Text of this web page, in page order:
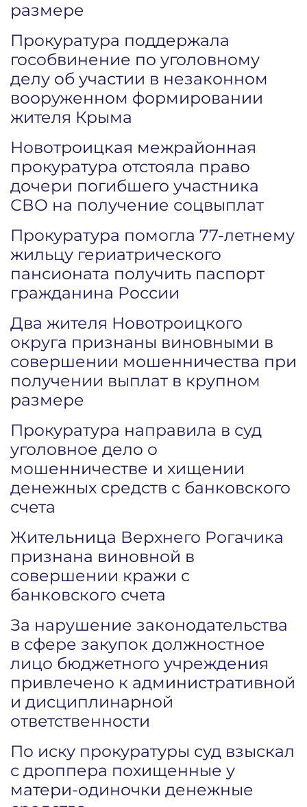
размере
Прокуратура поддержала
гособвинение по уголовному
делу об участии в незаконном
вооруженном формировании
жителя Крыма
Новотроицкая межрайонная
прокуратура отстояла право
дочери погибшего участника
СВО на получение соцвыплат
Прокуратура помогла 77-летнему
жильцу гериатрического
пансионата получить паспорт
гражданина России
Два жителя Новотроицкого
округа признаны виновными в
совершении мошенничества при
получении выплат в крупном
размере
Прокуратура направила в суд
уголовное дело о
мошенничестве и хищении
денежных средств с банковского
счета
Жительница Верхнего Рогачика
признана виновной в
совершении кражи с
банковского счета
За нарушение законодательства
в сфере закупок должностное
лицо бюджетного учреждения
привлечено к административной
и дисциплинарной
ответственности
По иску прокуратуры суд взыскал
с дроппера похищенные у
матери-одиночки денежные